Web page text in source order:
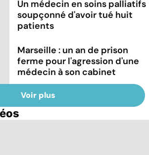
Un médecin en soins palliatifs
soupçonné d'avoir tué huit
patients
Marseille : un an de prison
ferme pour l'agression d'une
médecin à son cabinet
Voir plus